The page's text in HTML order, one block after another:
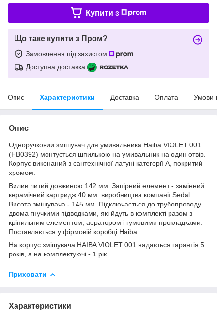
Купити з
Що таке купити з Пром?
Замовлення під захистом
Доступна доставка
Опис Характеристики Доставка Оплата Умови
Опис
Одноручковий змішувач для умивальника Haiba VIOLET 001
(HB0392) монтується шпилькою на умивальник на один отвір.
Корпус виконаний з сантехнічної латуні категорії А, покритий
хромом.
Вилив литий довжиною 142 мм. Запірний елемент - замінний
керамічний картридж 40 мм. виробництва компанії Sedal.
Висота змішувача - 145 мм. Підключається до трубопроводу
двома гнучкими підводками, які йдуть в комплекті разом з
кріпильним елементом, аератором і гумовими прокладками.
Поставляється у фірмовій коробці Haiba.
На корпус змішувача HAIBA VIOLET 001 надається гарантія 5
років, а на комплектуючі - 1 рік.
Приховати
Характеристики